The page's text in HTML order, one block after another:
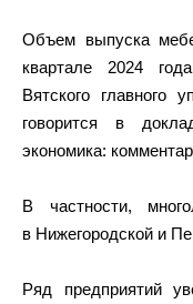
Объем выпуска
квартале 2024
Вятского главного
говорится в
экономика:
В частности,
в Нижегородской и
Ряд предприятий